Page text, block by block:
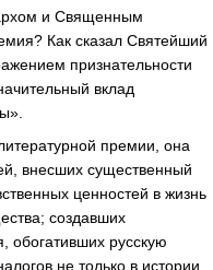
и Священным
Как сказал Святейший
признательности
вклад
премии, она
внесших существенный
ценностей в жизнь
создавших
обогативших русскую
не только в истории